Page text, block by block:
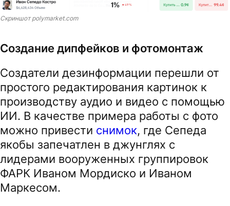
Скриншот polymarket.com
Создание дипфейков и фотомонтаж
Создатели дезинформации перешли от
простого редактирования картинок к
производству аудио и видео с помощью
ИИ. В качестве примера работы с фото
можно привести снимок, где Сепеда
якобы запечатлен в джунглях с
лидерами вооруженных группировок
ФАРК Иваном Мордиско и Иваном
Маркесом.